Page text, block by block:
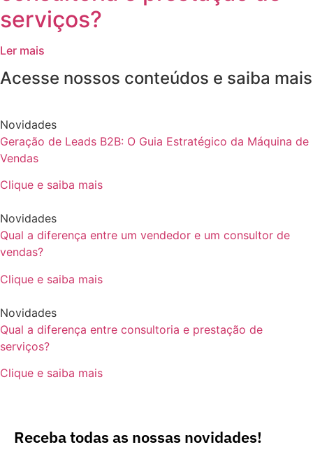
serviços?
Ler mais
Acesse nossos conteúdos e saiba mais
Novidades
Geração de Leads B2B: O Guia Estratégico da Máquina de
Vendas
Clique e saiba mais
Novidades
Qual a diferença entre um vendedor e um consultor de
vendas?
Clique e saiba mais
Novidades
Qual a diferença entre consultoria e prestação de
serviços?
Clique e saiba mais
Receba todas as nossas novidades!